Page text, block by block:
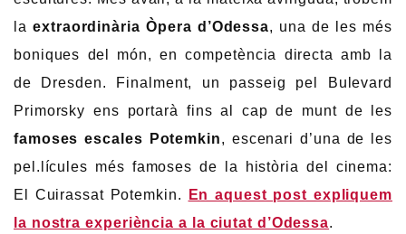
laextraordinària Òpera d’Odessa, una de les més
boniques del món, en competència directa amb la
de Dresden. Finalment, un passeig pel Bulevard
Primorsky ens portarà fins al cap de munt de les
famoses escales Potemkin, escenari d’una de les
pel.lícules més famoses de la història del cinema:
El Cuirassat Potemkin.
En aquest post expliquem
la nostra experiència a la ciutat d’Odessa.